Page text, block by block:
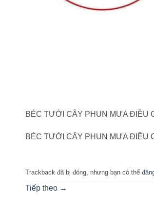
BÉC TƯỚI CÂY PHUN MƯA ĐIỀU
BÉC TƯỚI CÂY PHUN MƯA ĐIỀU
Trackback đã bị đóng, nhưng bạn có thể
Tiếp theo →